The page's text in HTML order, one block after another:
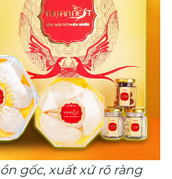
gốc, xuất xứ rõ ràng